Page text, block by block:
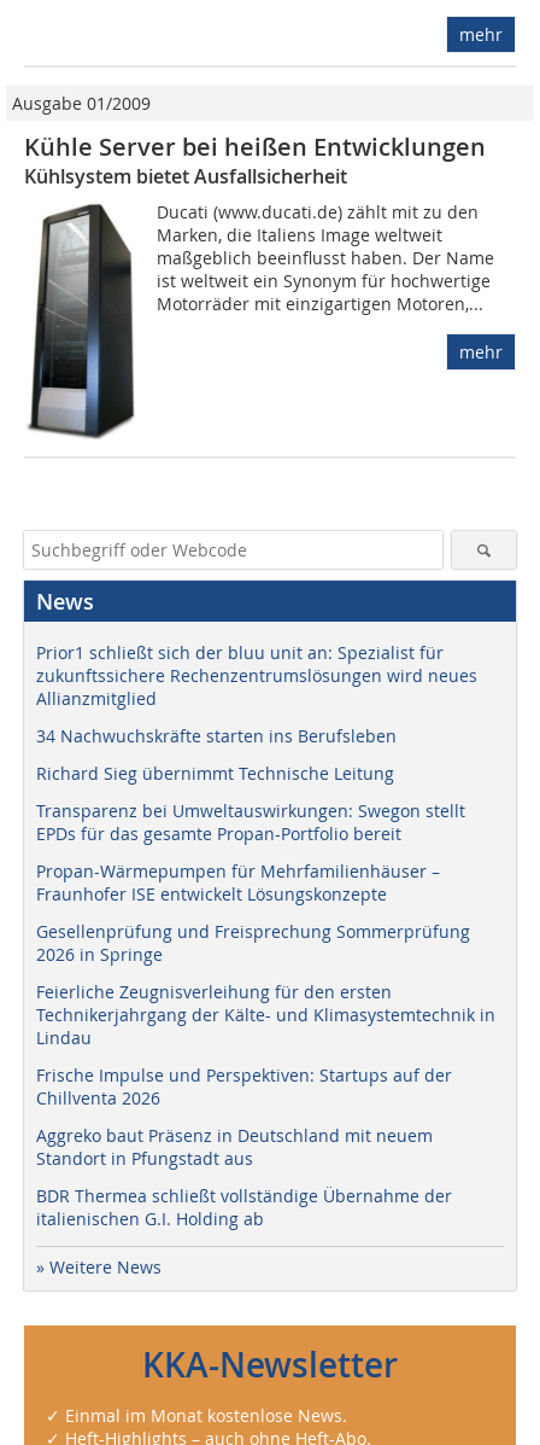
mehr
Ausgabe 01/2009
Kühle Server bei heißen Entwicklungen
Kühlsystem bietet Ausfallsicherheit
Ducati (www.ducati.de) zählt mit zu den
Marken, die Italiens Image weltweit
maßgeblich beeinflusst haben. Der Name
ist weltweit ein Synonym für hochwertige
Motorräder mit einzigartigen Motoren,...
mehr
News
Prior1 schließt sich der bluu unit an: Spezialist für
zukunftssichere Rechenzentrumslösungen wird neues
Allianzmitglied
34 Nachwuchskräfte starten ins Berufsleben
Richard Sieg übernimmt Technische Leitung
Transparenz bei Umweltauswirkungen: Swegon stellt
EPDs für das gesamte Propan-Portfolio bereit
Propan-Wärmepumpen für Mehrfamilienhäuser –
Fraunhofer ISE entwickelt Lösungskonzepte
Gesellenprüfung und Freisprechung Sommerprüfung
2026 in Springe
Feierliche Zeugnisverleihung für den ersten
Technikerjahrgang der Kälte- und Klimasystemtechnik in
Lindau
Frische Impulse und Perspektiven: Startups auf der
Chillventa 2026
Aggreko baut Präsenz in Deutschland mit neuem
Standort in Pfungstadt aus
BDR Thermea schließt vollständige Übernahme der
italienischen G.I. Holding ab
» Weitere News
KKA-Newsletter
✓ Einmal im Monat kostenlose News.
✓ Heft-Highlights – auch ohne Heft-Abo.